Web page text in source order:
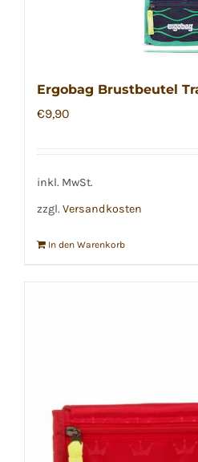
Ergobag Brustbeutel
€9,90
inkl. MwSt.
zzgl. Versandkosten
In den Warenkorb